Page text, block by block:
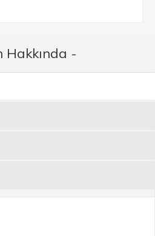
Hakkında -